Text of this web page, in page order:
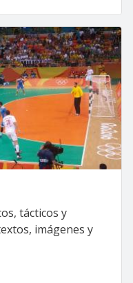
tácticos y
imágenes y